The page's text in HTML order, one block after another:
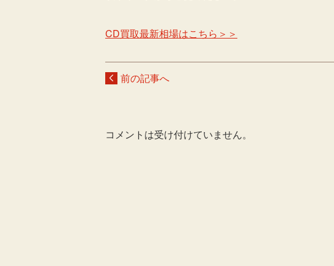
CD買取最新相場はこちら＞＞
前の記事へ
コメントは受け付けていません。